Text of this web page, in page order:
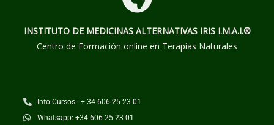
INSTITUTO DE MEDICINAS ALTERNATIVAS IRIS I.M.A.I.®
Centro de Formación online en Terapias Naturales
Info Cursos : + 34 606 25 23 01
Whatsapp: +34 606 25 23 01